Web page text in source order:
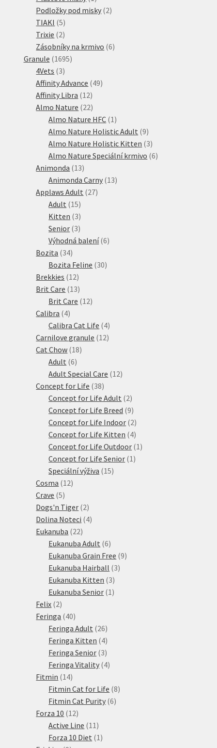
produkt
Podložky pod misky 22
TIAKI 55
produktů
Trixie 22
produkty
Zásobníky na krmivo 66
Granule 16951695
4Vets 33
produkty
Affinity Advance 4949
Affinity Libra 1212
produktů
Almo Nature 2222
produktů
Almo Nature HFC 1 1
produkt
Almo Nature Holistic Adult 99
produktů
Almo Nature Holistic Kitten 33
produkty
Almo Nature Speciální krmivo 66
Animonda 1313
produktů
Animonda Carny 1313
Applaws Adult 2727
Adult 1515
produktů
Kitten 33
produkty
Senior 33
produkty
Výhodná balení 66
Bozita 3434
produktů
Bozita Feline 3030
Brekkies 1212
produktů
Brit Care 1313
produktů
Brit Care 1212
Calibra 44
produkty
Calibra Cat Life 44
produkty
Carnilove granule 1212
Cat Chow 1818
Adult 66
produktů
Adult Special Care 1212
Concept for Life 3838
produktů
Concept for Life Adult 22
produkty
Concept for Life Breed 99
produktů
Concept for Life Indoor 22
produkty
Concept for Life Kitten 44
produkty
Concept for Life Outdoor 1 1
Concept for Life Senior 1 1
Speciální výživa 1515
Cosma 1212
Crave 55
produktů
Dogs'n Tiger 22
produkty
Dolina Noteci 44
Eukanuba 2222
produktů
Eukanuba Adult 66
produktů
Eukanuba Grain Free 99
Eukanuba Hairball 33
Eukanuba Kitten 33
produkty
Eukanuba Senior 1 1
Felix 22
produkty
Feringa 4040
produktů
Feringa Adult 2626
produktů
Feringa Kitten 44
produkty
Feringa Senior 33
produkty
Feringa Vitality 44
Fitmin 1414
produktů
Fitmin Cat for Life 88
Fitmin Cat Purity 66
Forza 10 1212
produktů
Active Line 11 11
produktů
Forza 10 Diet 1 1